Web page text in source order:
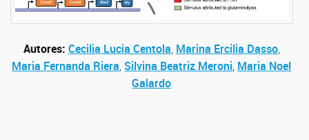
Autores: Cecilia Lucia Centola, Marina Ercilia Dasso,
Maria Fernanda Riera, Silvina Beatriz Meroni, Maria Noel
Galardo